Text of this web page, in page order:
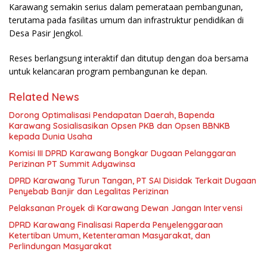
Karawang semakin serius dalam pemerataan pembangunan,
terutama pada fasilitas umum dan infrastruktur pendidikan di
Desa Pasir Jengkol.
Reses berlangsung interaktif dan ditutup dengan doa bersama
untuk kelancaran program pembangunan ke depan.
Related News
Dorong Optimalisasi Pendapatan Daerah, Bapenda
Karawang Sosialisasikan Opsen PKB dan Opsen BBNKB
kepada Dunia Usaha
Komisi III DPRD Karawang Bongkar Dugaan Pelanggaran
Perizinan PT Summit Adyawinsa
DPRD Karawang Turun Tangan, PT SAI Disidak Terkait Dugaan
Penyebab Banjir dan Legalitas Perizinan
Pelaksanan Proyek di Karawang Dewan Jangan Intervensi
DPRD Karawang Finalisasi Raperda Penyelenggaraan
Ketertiban Umum, Ketenteraman Masyarakat, dan
Perlindungan Masyarakat